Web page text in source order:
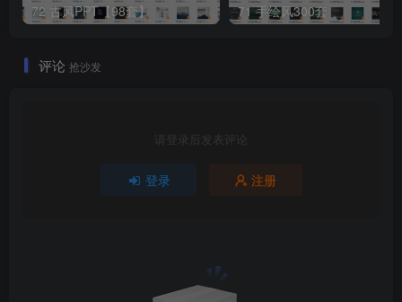
72 古风PPT【98套】 71 手绘风300套
评论 抢沙发
请登录后发表评论
登录 注册